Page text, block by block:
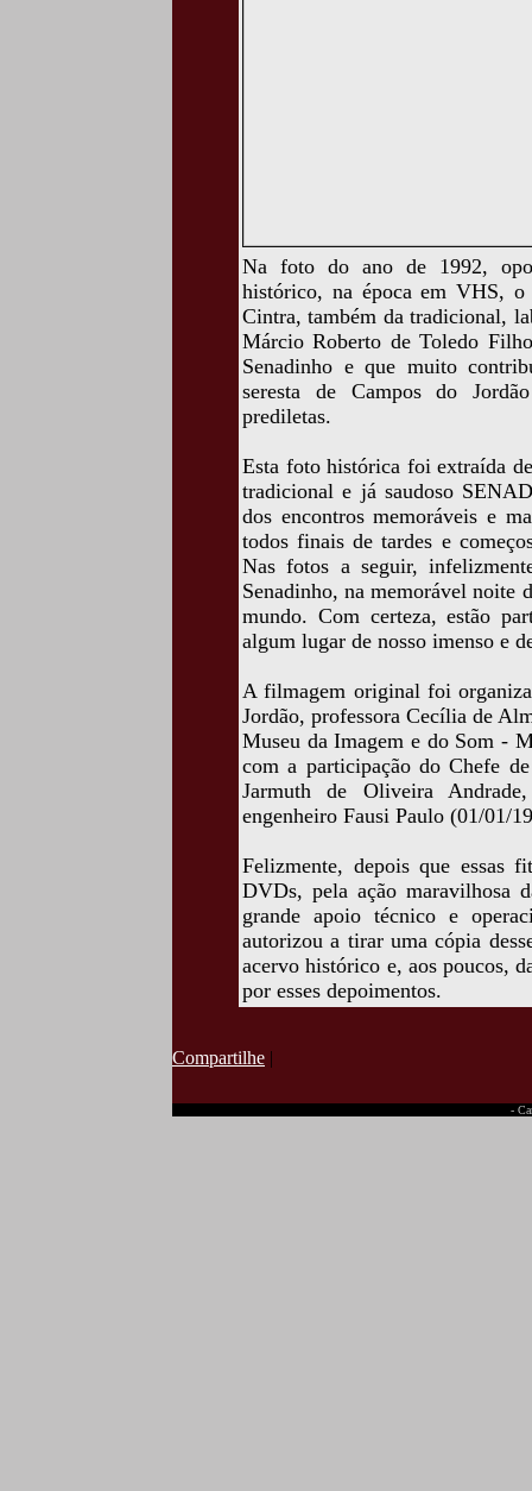
Na foto do ano de 1992,
histórico, na época em VHS, o
Cintra, também da tradicional,
Márcio Roberto de Toledo
Senadinho e que muito
seresta de Campos do
prediletas.
Esta foto histórica foi extraída
tradicional e já saudoso
dos encontros memoráveis e
todos finais de tardes e
Nas fotos a seguir,
Senadinho, na memorável noite
mundo. Com certeza, estão
algum lugar de nosso imenso e
A filmagem original foi
Jordão, professora Cecília de
Museu da Imagem e do Som -
com a participação do Chefe
Jarmuth de Oliveira
engenheiro Fausi Paulo (01/01/
Felizmente, depois que essas
DVDs, pela ação maravilhosa
grande apoio técnico e
autorizou a tirar uma cópia
acervo histórico e, aos poucos,
por esses depoimentos.
Compartilhe |
-